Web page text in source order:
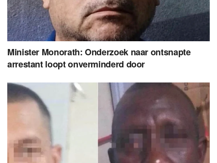
Minister Monorath: Onderzoek naar ontsnapte
arrestant loopt onverminderd door